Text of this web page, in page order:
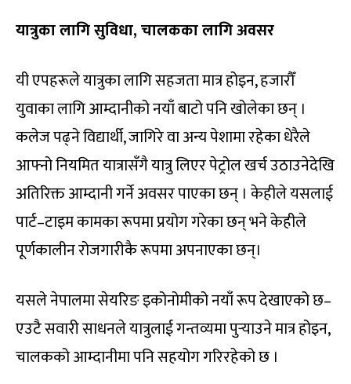
यात्रुका लागि सुविधा, चालकका लागि अवसर
यी एपहरूले यात्रुका लागि सहजता मात्र होइन, हजारौँ
युवाका लागि आम्दानीको नयाँ बाटो पनि खोलेका छन् ।
कलेज पढ्ने विद्यार्थी, जागिरे वा अन्य पेशामा रहेका धेरैले
आफ्नो नियमित यात्रासँगै यात्रु लिएर पेट्रोल खर्च उठाउनेदेखि
अतिरिक्त आम्दानी गर्ने अवसर पाएका छन् । केहीले यसलाई
पार्ट–टाइम कामका रूपमा प्रयोग गरेका छन् भने केहीले
पूर्णकालीन रोजगारीकै रूपमा अपनाएका छन्।
यसले नेपालमा सेयरिङ इकोनोमीको नयाँ रूप देखाएको छ–
एउटै सवारी साधनले यात्रुलाई गन्तव्यमा पुर्‍याउने मात्र होइन,
चालकको आम्दानीमा पनि सहयोग गरिरहेको छ ।